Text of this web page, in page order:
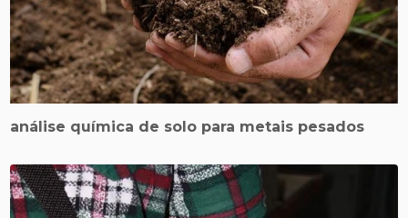
análise química de solo para metais pesados